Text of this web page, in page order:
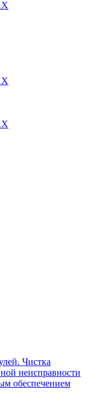
Чистка
неисправности
обеспечением